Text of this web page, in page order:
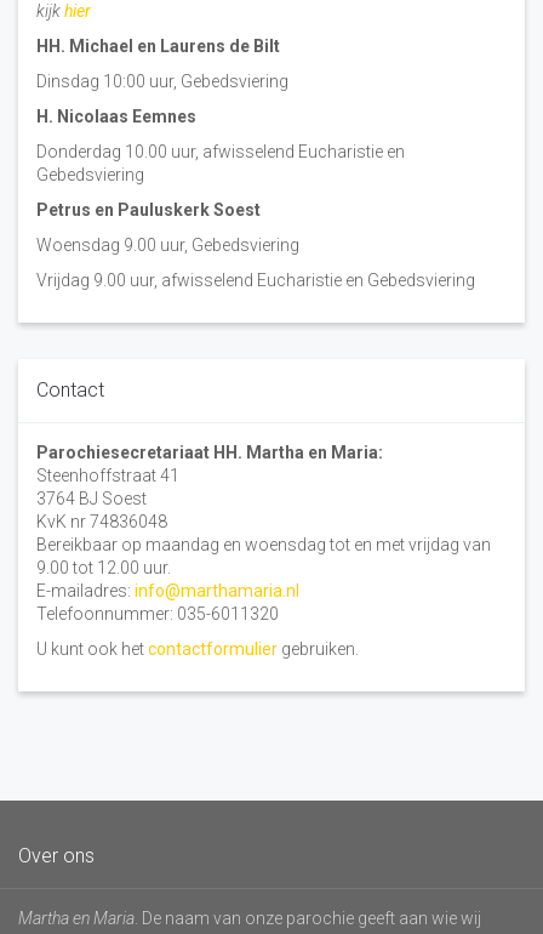
kijkhier
HH. Michael en Laurens de Bilt
Dinsdag 10:00 uur, Gebedsviering
H. Nicolaas Eemnes
Donderdag 10.00 uur, afwisselend Eucharistie en
Gebedsviering
Petrus en Pauluskerk Soest
Woensdag 9.00 uur, Gebedsviering
Vrijdag 9.00 uur, afwisselend Eucharistie en Gebedsviering
Contact
Parochiesecretariaat HH. Martha en Maria:
Steenhoffstraat 41
3764 BJ Soest
KvK nr 74836048
Bereikbaar op maandag en woensdag tot en met vrijdag van
9.00 tot 12.00 uur.
E-mailadres: info@marthamaria.nl
Telefoonnummer: 035-6011320
U kunt ook hetcontactformulier gebruiken.
Over ons
Martha en Maria . De naam van onze parochie geeft aan wie wij